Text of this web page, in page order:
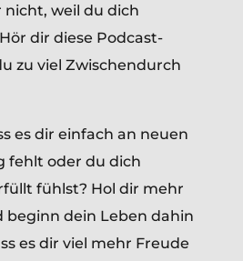
weil du dich
dir diese Podcast-
zu viel Zwischendurch
es dir einfach an neuen
fehlt oder du dich
fühlst? Hol dir mehr
beginn dein Leben dahin
es dir viel mehr Freude